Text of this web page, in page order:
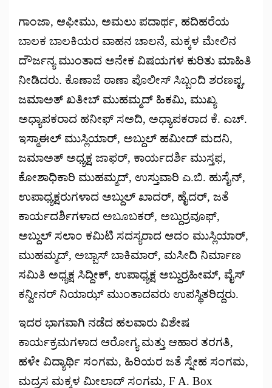
ಗಾಂಜಾ, ಆಫೀಮು, ಅಮಲು ಪದಾರ್ಥ, ಹದಿಹರೆಯ
ಬಾಲಕ ಬಾಲಕಿಯರ ವಾಹನ ಚಾಲನೆ, ಮಕ್ಕಳ ಮೇಲಿನ
ದೌರ್ಜನ್ಯ ಮುಂತಾದ ಅನೇಕ ವಿಷಯಗಳ ಕುರಿತು ಮಾಹಿತಿ
ನೀಡಿದರು. ಕೊಣಾಜೆ ಠಾಣಾ ಪೊಲೀಸ್ ಸಿಬ್ಬಂದಿ ಶರಣಪ್ಟ,
ಜಮಾಅತ್ ಖತೀಬ್ ಮುಹಮ್ಮದ್ ಹಿಕಮಿ, ಮುಖ್ಯ
ಅಧ್ಯಾಪಕರಾದ ಹನೀಫ್ ಸಅದಿ, ಅಧ್ಯಾಪಕರಾದ ಕೆ. ಎಚ್.
ಇಸ್ಮಾಈಲ್ ಮುಸ್ಲಿಯಾರ್, ಅಬ್ದುಲ್ ಹಮೀದ್ ಮದನಿ,
ಜಮಾಅತ್ ಅಧ್ಯಕ್ಷ ಜಾಫರ್, ಕಾರ್ಯದರ್ಶಿ ಮುಸ್ತಫ,
ಕೋಶಾಧಿಕಾರಿ ಮುಹಮ್ಮದ್, ಉಸ್ತುವಾರಿ ಎ.ಬಿ. ಹುಸೈನ್,
ಉಪಾಧ್ಯಕ್ಷರುಗಳಾದ ಅಬ್ದುಲ್ ಖಾದರ್, ಹೈದರ್, ಜತೆ
ಕಾರ್ಯದರ್ಶಿಗಳಾದ ಅಬೂಬಕರ್, ಅಬ್ದುರ್ರವೂಫ್,
ಅಬ್ದುಲ್ ಸಲಾಂ ಕಮಿಟಿ ಸದಸ್ಯರಾದ ಆದಂ ಮುಸ್ಲಿಯಾರ್,
ಮುಹಮ್ಮದ್, ಅಬ್ಬಾಸ್ ಬಾಕಿಮಾರ್, ಮಸೀದಿ ನಿರ್ಮಾಣ
ಸಮಿತಿ ಅಧ್ಯಕ್ಷ ಸಿದ್ದೀಕ್, ಉಪಾಧ್ಯಕ್ಷ ಅಬ್ದುರ್ರಹೀಮ್, ವೈಸ್
ಕನ್ವೀನರ್ ನಿಯಾಝ್ ಮುಂತಾದವರು ಉಪಸ್ಥಿತರಿದ್ದರು.
ಇದರ ಭಾಗವಾಗಿ ನಡೆದ ಹಲವಾರು ವಿಶೇಷ
ಕಾರ್ಯಕ್ರಮಗಳಾದ ಆರೋಗ್ಯ ಮತ್ತು ಆಹಾರ ತರಗತಿ,
ಹಳೇ ವಿದ್ಯಾರ್ಥಿ ಸಂಗಮ, ಹಿರಿಯರ ಜತೆ ಸ್ನೇಹ ಸಂಗಮ,
ಮದ್ರಸ ಮಕ್ಕಳ ಮೀಲಾದ್ ಸಂಗಮ, F A. Box